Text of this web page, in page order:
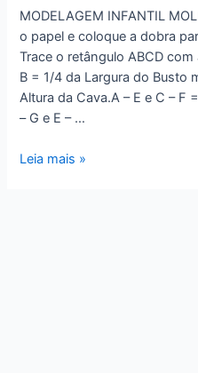
MODELAGEM INFANTIL
o papel e coloque a dobra
Trace o retângulo ABCD
B = 1/4 da Largura do Busto
Altura da Cava.A – E e C – F
– G e E – …
Molde
Leia mais »